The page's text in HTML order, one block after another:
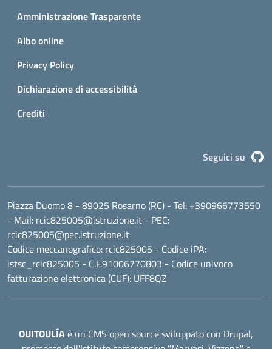
Amministrazione Trasparente
Albo online
Privacy Policy
Dichiarazione di accessibilità
Crediti
Seguici su
Piazza Duomo 8 - 89025 Rosarno (RC) - Tel: +390966773550
- Mail: rcic825005@istruzione.it - PEC:
rcic825005@pec.istruzione.it
Codice meccanografico: rcic825005 - Codice iPA:
istsc_rcic825005 - C.F.91006770803 - Codice univoco
fatturazione elettronica (CUF): UFF8QZ
OUITOULÍAè un CMS open source sviluppato con Drupal,